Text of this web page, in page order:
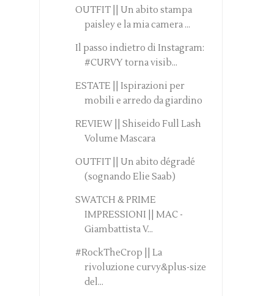
OUTFIT || Un abito stampa
paisley e la mia camera ...
Il passo indietro di Instagram:
#CURVY torna visib...
ESTATE || Ispirazioni per
mobili e arredo da giardino
REVIEW || Shiseido Full Lash
Volume Mascara
OUTFIT || Un abito dégradé
(sognando Elie Saab)
SWATCH & PRIME
IMPRESSIONI || MAC -
Giambattista V...
#RockTheCrop || La
rivoluzione curvy&plus-size
del...